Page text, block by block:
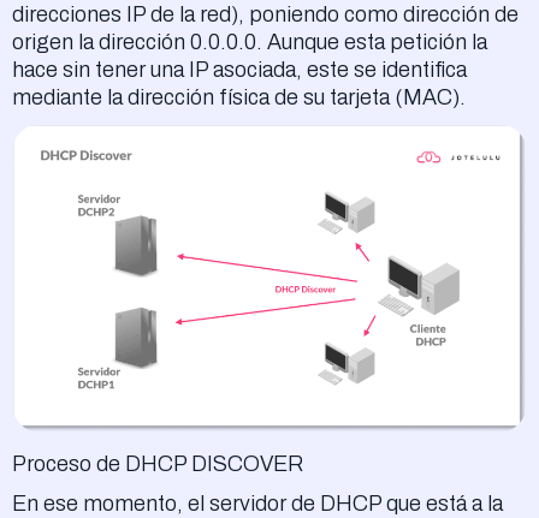
direcciones IP de la red), poniendo como dirección de
origen la dirección 0.0.0.0. Aunque esta petición la
hace sin tener una IP asociada, este se identifica
mediante la dirección física de su tarjeta (MAC).
Proceso de DHCP DISCOVER
En ese momento, el servidor de DHCP que está a la